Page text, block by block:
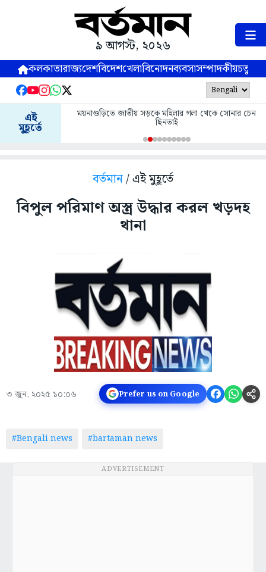
৯ আগস্ট, ২০২৬
কলকাতারাজ্যদেশবিদেশখেলাবিনোদনব্যবসাসম্পাদকীয়
এই
মুহূর্তে
ময়নাগুড়িতে জাতীয় সড়কে মহিলার গলা থেকে সোনার চেন
ছিনতাই
বর্তমান/ এই মুহূর্তে
বিপুল পরিমাণ অস্ত্র উদ্ধার করল খড়দহ
থানা
৩ জুন, ২০২৫ ১০:০৬ Prefer us on Google
#Bengali news #bartaman news
ADVERTISEMENT